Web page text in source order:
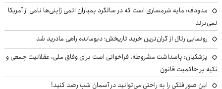
مدودف: مایه شرمساری است که در سالگرد بمباران اتمی ژاپنی‌ها نامی از آمریکا
نمی‌برند
رونمایی رئال از گران‌ترین خرید تاریخش؛ دیومانده راهی مادرید شد
پزشکیان: پاسداشت مشروطه، فراخوانی است برای وفاق ملی، عقلانیت جمعی و
تکیه بر حاکمیت قانون
این صور فلکی را به راحتی می‌توانید در آسمان شب رصد کنید!